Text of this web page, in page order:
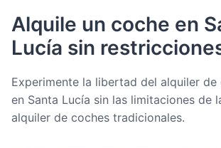
Alquile un coche en
Lucía sin
Experimente la libertad del alquiler
en Santa Lucía sin las limitaciones de
alquiler de coches tradicionales.